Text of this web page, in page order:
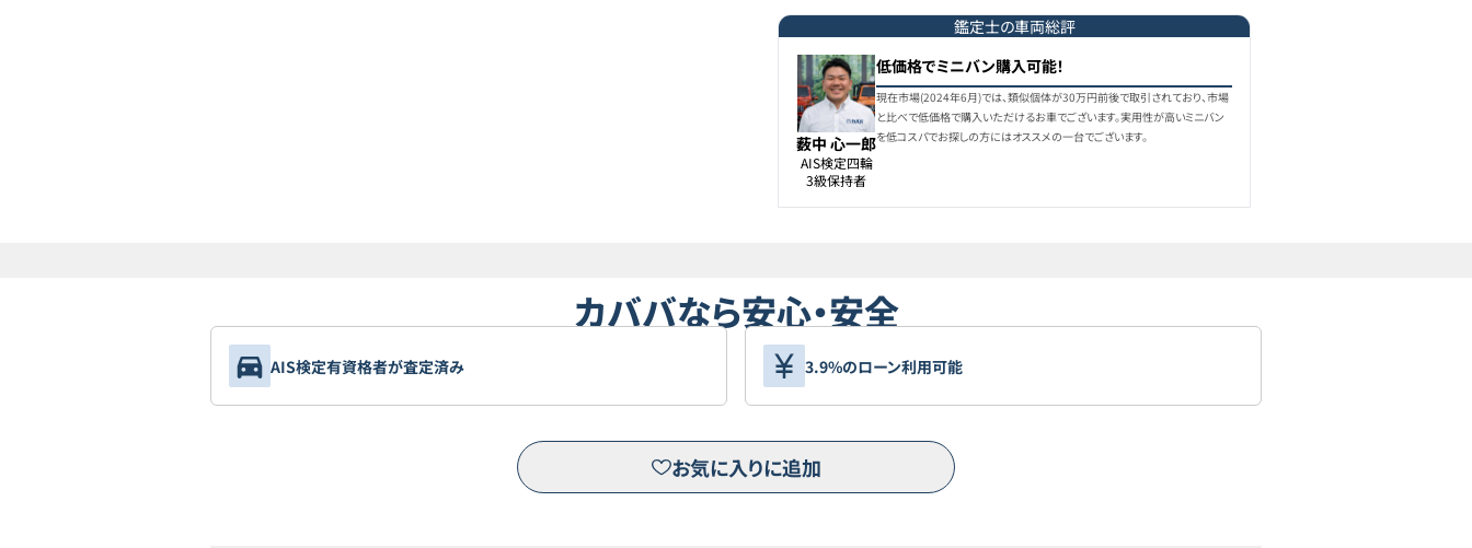
鑑定士の車両総評
薮中 心一郎
AIS検定四輪
3級保持者
低価格でミニバン購入可能！
現在市場(2024年6月)では、類似個体が30万円前後で取引されており、市場
と比べで低価格で購入いただけるお車でございます。実用性が高いミニバン
を低コスパでお探しの方にはオススメの一台でございます。
カババなら安心・安全
AIS検定有資格者が査定済み 3.9%のローン利用可能
お気に入りに追加